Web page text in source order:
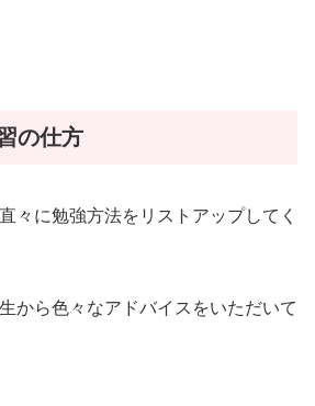
の仕方
々に勉強方法をリストアップしてく
から色々なアドバイスをいただいて